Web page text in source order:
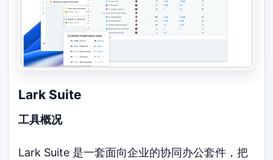
Lark Suite
工具概况
Lark Suite 是一套面向企业的协同办公套件，把